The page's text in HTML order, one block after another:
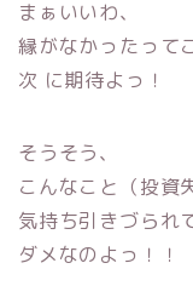
まぁいいわ、
縁がなかったって
次 に期待よっ！
そうそう、
こんなこと（投資
気持ち引きづられ
ダメなのよっ！！